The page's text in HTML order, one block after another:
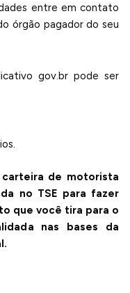
entre em contato
órgão pagador do seu
gov.br pode ser
de motorista
no TSE para fazer
que você tira para o
nas bases da